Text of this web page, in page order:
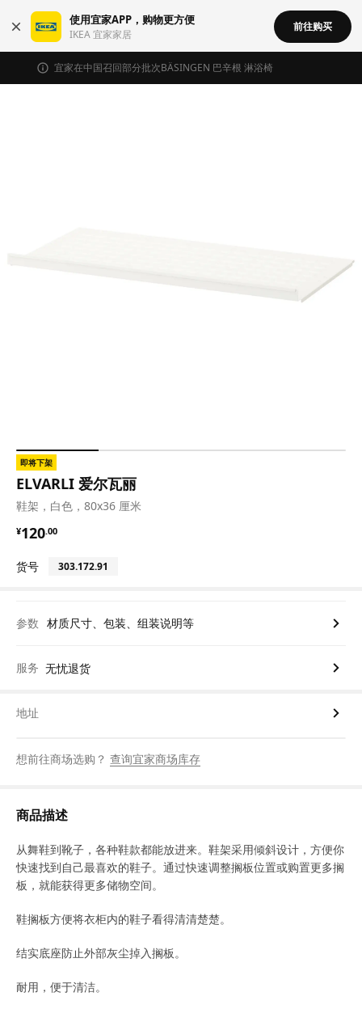
使用宜家APP，购物更方便
IKEA 宜家家居
前往购买
宜家在中国召回部分批次BÄSINGEN 巴辛根 淋浴椅
即将下架
ELVARLI 爱尔瓦丽
鞋架，白色，80x36 厘米
¥120.00
¥ 120.00
货号 303.172.91
参数 材质尺寸、包装、组装说明等
服务 无忧退货
地址
想前往商场选购？ 查询宜家商场库存
商品描述
从舞鞋到靴子，各种鞋款都能放进来。鞋架采用倾斜设计，方便你
快速找到自己最喜欢的鞋子。通过快速调整搁板位置或购置更多搁
板，就能获得更多储物空间。
鞋搁板方便将衣柜内的鞋子看得清清楚楚。
结实底座防止外部灰尘掉入搁板。
耐用，便于清洁。